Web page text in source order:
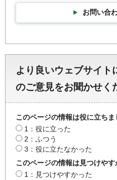
お問い合
より良いウェブサイト
のご意見をお聞かせく
このページの情報は役に立ちま
1：役に立った
2：ふつう
3：役に立たなかった
このページの情報は見つけやす
1：見つけやすかった